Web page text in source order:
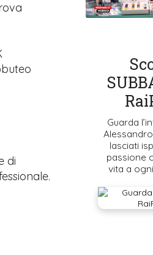
di
Guarda
lasciati
passione
vita a